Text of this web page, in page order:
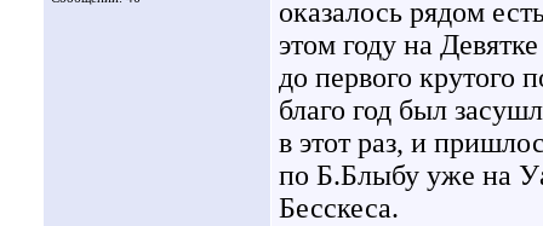
оказалось рядом
этом году на
до первого крутого
благо год был
в этот раз, и
по Б.Блыбу уже на
Бесскеса.